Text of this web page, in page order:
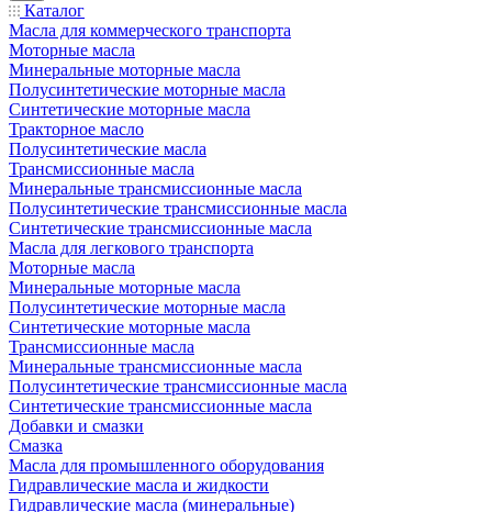
Каталог
Масла для коммерческого транспорта
Моторные масла
Минеральные моторные масла
Полусинтетические моторные масла
Синтетические моторные масла
Тракторное масло
Полусинтетические масла
Трансмиссионные масла
Минеральные трансмиссионные масла
Полусинтетические трансмиссионные масла
Синтетические трансмиссионные масла
Масла для легкового транспорта
Моторные масла
Минеральные моторные масла
Полусинтетические моторные масла
Синтетические моторные масла
Трансмиссионные масла
Минеральные трансмиссионные масла
Полусинтетические трансмиссионные масла
Синтетические трансмиссионные масла
Добавки и смазки
Смазка
Масла для промышленного оборудования
Гидравлические масла и жидкости
Гидравлические масла (минеральные)